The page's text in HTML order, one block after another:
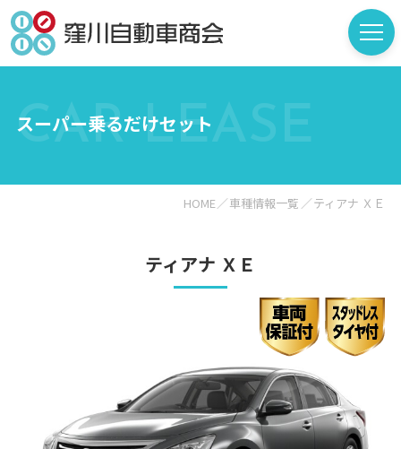
CAR LEASE
スーパー乗るだけセット
HOME 車種情報一覧 ティアナ ＸＥ
ティアナ ＸＥ